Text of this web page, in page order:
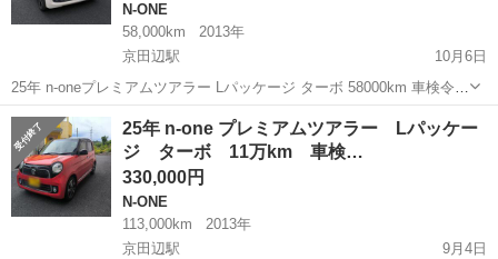
N-ONE
58,000km
2013年
京田辺駅
10月6日
25年 n-oneプレミアムツアラー Lパッケージ ターボ 58000km 車検令和
8年9月 パールホワイト 修復歴なし ワンオーナー女性 ホンダデ
ィーラー下取り車 ホンダディーラー車検、点検 管理車 bluetooth...
京都 京田辺市
25年 n-one プレミアムツアラー Lパッケー
ジ ターボ 11万km 車検…
330,000円
N-ONE
113,000km
2013年
京田辺駅
9月4日